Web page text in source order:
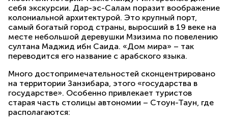
себя экскурсии. Дар-эс-Салам поразит воображение
колониальной архитектурой. Это крупный порт,
самый богатый город страны, выросший в 19 веке на
месте небольшой деревушки Мзизима по повелению
султана Маджид ибн Саида. «Дом мира» – так
переводится его название с арабского языка.
Много достопримечательностей сконцентрировано
на территории Занзибара, этого «государства в
государстве». Особенно привлекает туристов
старая часть столицы автономии – Стоун-Таун, где
располагаются: